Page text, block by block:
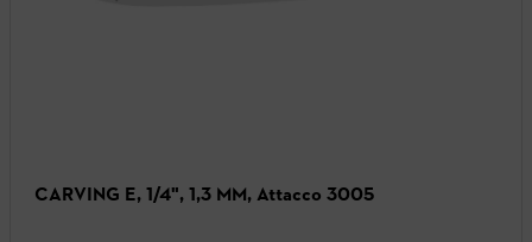
CARVING E, 1/4", 1,3 MM, Attacco 3005